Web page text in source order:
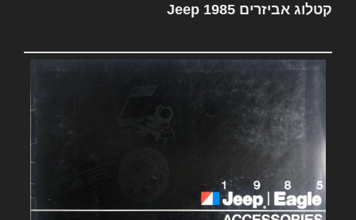
קטלוג אביזרים Jeep 1985